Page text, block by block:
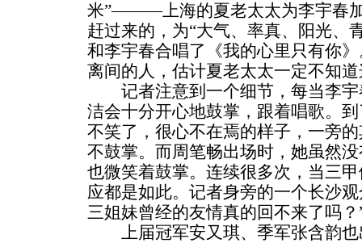
米”———上海的夏老太太为李宇春
赶过来的，为“大气、率真、阳光、
和李宇春合唱了《我的心里只有你
离间的人，估计夏老太太一定不知
记者注意到一个细节，每当李宇
洁会十分开心地鼓掌，跟着唱歌。
不笑了，很心不在焉的样子，一旁
不鼓掌。而周笔畅出场时，她虽然
也微笑着鼓掌。连续很多次，当三
应都是如此。记者身旁的一个长沙
三姐妹曾经的友情真的回不来了吗？
上届冠军安又琪、季军张含韵也